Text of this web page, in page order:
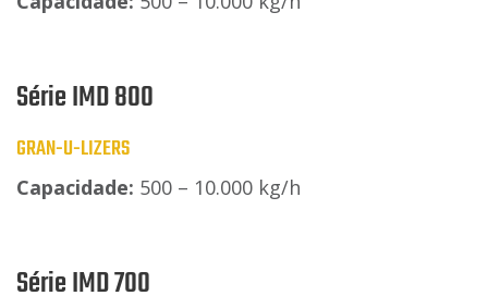
Série IMD 800
GRAN-U-LIZERS
Capacidade: 500 – 10.000 kg/h
Série IMD 700